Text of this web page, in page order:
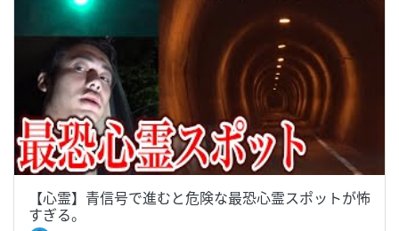
【心霊】青信号で進むと危険な最恐心霊スポットが怖
すぎる。